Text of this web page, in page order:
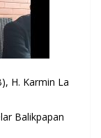
H. Karmin La
Balikpapan